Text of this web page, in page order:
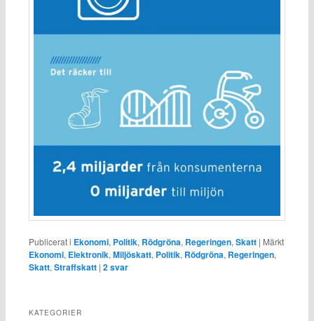
Publicerat i Ekonomi, Politik, Rödgröna, Regeringen,Skatt | Märkt
Ekonomi, Elektronik,Miljöskatt, Politik, Rödgröna, Regeringen,
Skatt,Straffskatt | 2svar
KATEGORIER